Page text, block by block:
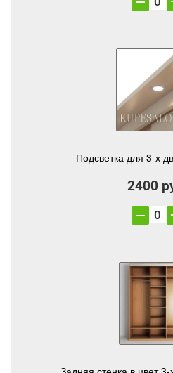
Подсветка для 3-х
2400